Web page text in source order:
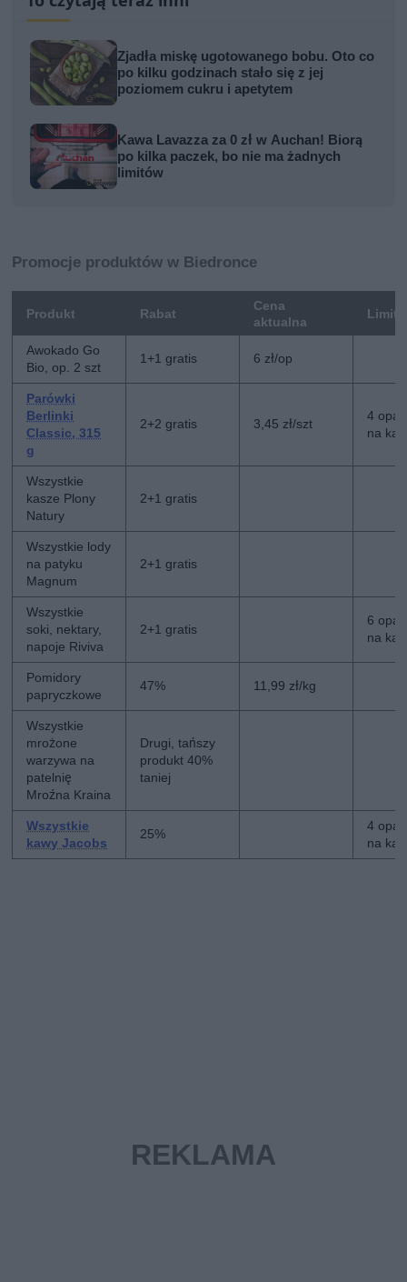
Zjadła miskę ugotowanego bobu. Oto co
po kilku godzinach stało się z jej
poziomem cukru i apetytem
Kawa Lavazza za 0 zł w Auchan! Biorą
po kilka paczek, bo nie ma żadnych
limitów
Promocje produktów w Biedronce
Produkt Rabat
Cena
aktualna
Limit
Awokado Go
Bio, op. 2 szt
1+1 gratis 6 zł/op
Parówki
Berlinki
Classic, 315
g
2+2 gratis 3,45 zł/szt
4
na
Wszystkie
kasze Plony
Natury
2+1 gratis
Wszystkie lody
na patyku
Magnum
2+1 gratis
Wszystkie
soki, nektary,
napoje Riviva
2+1 gratis
6
na
Pomidory
papryczkowe
47% 11,99 zł/kg
Wszystkie
mrożone
warzywa na
patelnię
Mroźna Kraina
Drugi, tańszy
produkt 40%
taniej
Wszystkie
kawy Jacobs
25%
4
na